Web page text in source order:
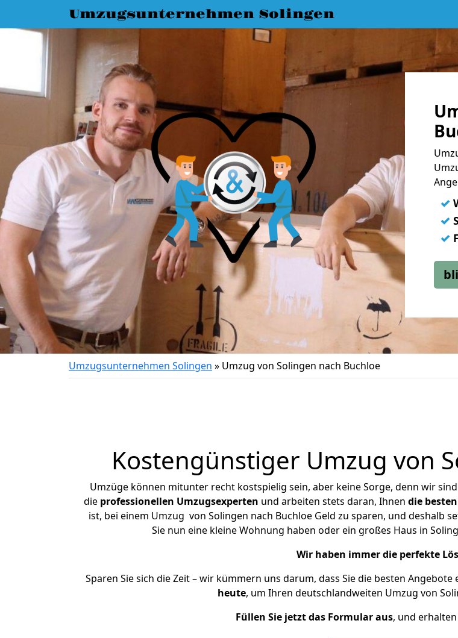
Umzugsunternehmen Solingen
✓
✓
✓
Umzugsunternehmen Solingen » Umzug von Solingen nach Buchloe
Kostengünstiger Umzug von
Umzüge können mitunter recht kostspielig sein, aber keine Sorge, denn wir
die professionellen Umzugsexperten und arbeiten stets daran, Ihnen die
ist, bei einem Umzug von Solingen nach Buchloe Geld zu sparen, und deshalb
Sie nun eine kleine Wohnung haben oder ein großes Haus in
Wir haben immer die perfekte
Sparen Sie sich die Zeit – wir kümmern uns darum, dass Sie die besten Angebote
heute, um Ihren deutschlandweiten Umzug von
Füllen Sie jetzt das Formular aus, und